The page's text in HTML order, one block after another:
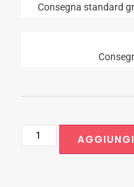
Consegna standard